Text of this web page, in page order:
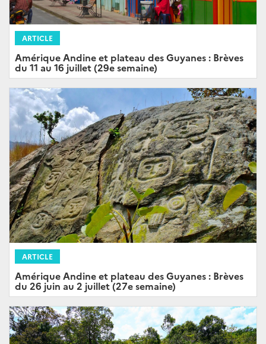
ARTICLE
Amérique Andine et plateau des Guyanes : Brèves
du 11 au 16 juillet (29e semaine)
ARTICLE
Amérique Andine et plateau des Guyanes : Brèves
du 26 juin au 2 juillet (27e semaine)